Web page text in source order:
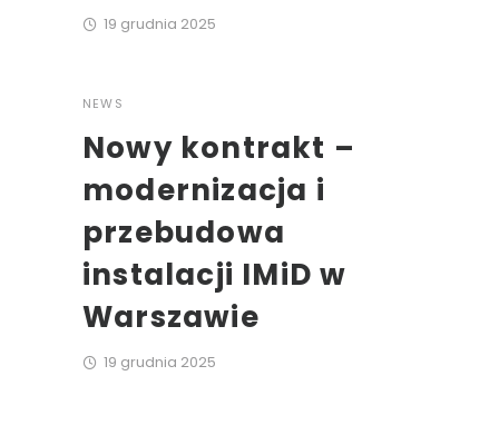
19 grudnia 2025
NEWS
Nowy kontrakt –
modernizacja i
przebudowa
instalacji IMiD w
Warszawie
19 grudnia 2025